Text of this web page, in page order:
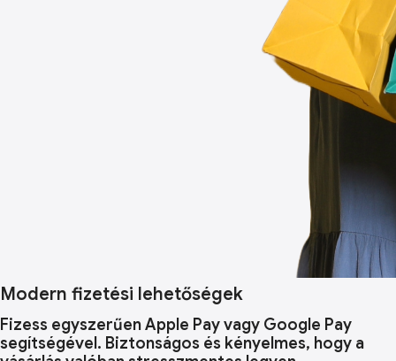
Modern fizetési lehetőségek
Fizess egyszerűen Apple Pay vagy Google Pay
segítségével. Biztonságos és kényelmes, hogy a